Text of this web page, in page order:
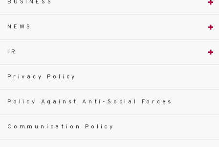
BUSINESS
NEWS
IR
Privacy Policy
Policy Against Anti-Social Forces
Communication Policy